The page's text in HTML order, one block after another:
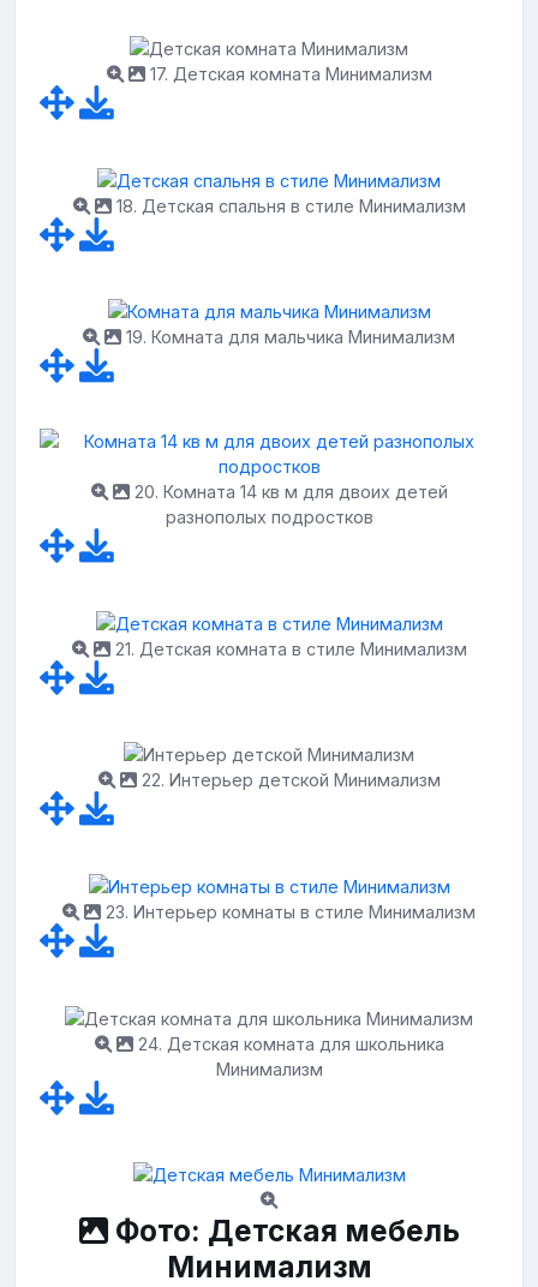
17. Детская комната Минимализм
18. Детская спальня в стиле Минимализм
19. Комната для мальчика Минимализм
20. Комната 14 кв м для двоих детей
разнополых подростков
21. Детская комната в стиле Минимализм
22. Интерьер детской Минимализм
23. Интерьер комнаты в стиле Минимализм
24. Детская комната для школьника
Минимализм
Фото: Детская мебель
Минимализм